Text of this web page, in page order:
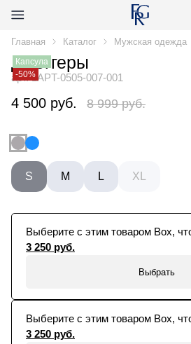
Главная Каталог Мужская одежда
Капсула
-50%
Джоггеры
арт. 1APT-0505-007-001
4 500 руб. 8 999 руб.
S M L XL
Выберите с этим товаром Box,
3 250 руб.
Выбрать
Выберите с этим товаром Box,
3 250 руб.